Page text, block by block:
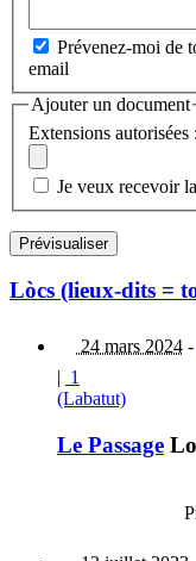
Prévenez-moi de
email
Ajouter un document
Extensions autorisées
Je veux recevoir
Lòcs (lieux-dits =
24 mars 2024 -
| 1
(Labatut)
Le Passage